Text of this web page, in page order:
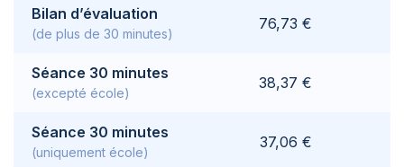
Bilan d’évaluation
(de plus de 30 minutes)
76,73 €
Séance 30 minutes
(excepté école)
38,37 €
Séance 30 minutes
(uniquement école)
37,06 €